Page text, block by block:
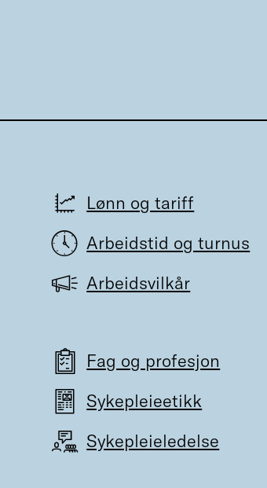
Lønn og tariff
Arbeidstid og turnus
Arbeidsvilkår
Fag og profesjon
Sykepleieetikk
Sykepleieledelse